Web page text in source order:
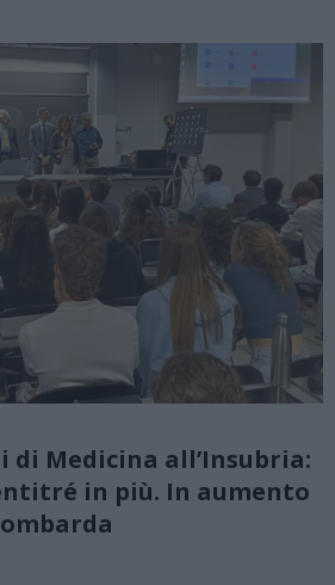
di Medicina all’Insubria:
in più. In aumento